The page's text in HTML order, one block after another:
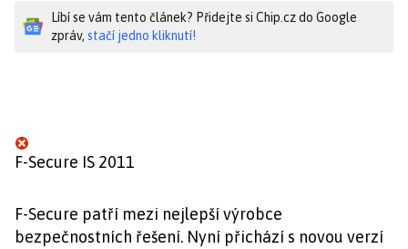
Líbí se vám tento článek? Přidejte si Chip.cz do Google
zpráv, stačí jedno kliknutí!
F-Secure IS 2011
F-Secure patří mezi nejlepší výrobce
bezpečnostních řešení. Nyní přichází s novou verzí